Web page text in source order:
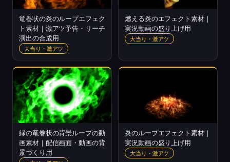
竜巻状の炎のループエフェク
ト素材｜激アツ予告・リーチ
演出の合成用
大当り・激アツ
燃える炎のエフェクト素材｜
実況動画の盛り上げ用
大当り・激アツ
緑の竜巻状の背景ループの動
画素材｜配信画面・動画の背
景づくり用
炎のループエフェクト素材｜
実況動画の盛り上げ用
大当り・激アツ